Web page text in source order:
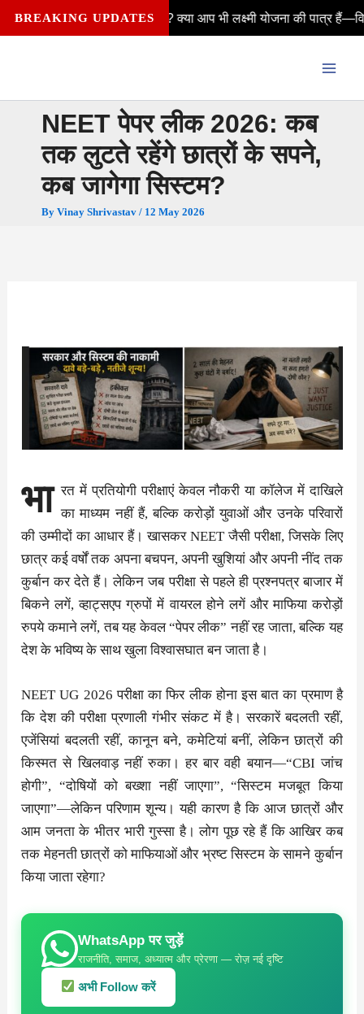
Skip
to
BREAKING UPDATES
कैसे मिलेंगे? क्या आप भी लक्ष्मी योजना की पात्र हैं—विवाहित, अविवाहित,
NEET पेपर लीक 2026: कब
तक लुटते रहेंगे छात्रों के सपने,
कब जागेगा सिस्टम?
By Vinay Shrivastav / 12 May 2026
भा रत में प्रतियोगी परीक्षाएं केवल नौकरी या कॉलेज में दाखिले
का माध्यम नहीं हैं, बल्कि करोड़ों युवाओं और उनके परिवारों
की उम्मीदों का आधार हैं। खासकर NEET जैसी परीक्षा, जिसके लिए
छात्र कई वर्षों तक अपना बचपन, अपनी खुशियां और अपनी नींद तक
कुर्बान कर देते हैं। लेकिन जब परीक्षा से पहले ही प्रश्नपत्र बाजार में
बिकने लगें, व्हाट्सएप ग्रुपों में वायरल होने लगें और माफिया करोड़ों
रुपये कमाने लगें, तब यह केवल “पेपर लीक” नहीं रह जाता, बल्कि यह
देश के भविष्य के साथ खुला विश्वासघात बन जाता है।
NEET UG 2026 परीक्षा का फिर लीक होना इस बात का प्रमाण है
कि देश की परीक्षा प्रणाली गंभीर संकट में है। सरकारें बदलती रहीं,
एजेंसियां बदलती रहीं, कानून बने, कमेटियां बनीं, लेकिन छात्रों की
किस्मत से खिलवाड़ नहीं रुका। हर बार वही बयान—“CBI जांच
होगी”, “दोषियों को बख्शा नहीं जाएगा”, “सिस्टम मजबूत किया
जाएगा”—लेकिन परिणाम शून्य। यही कारण है कि आज छात्रों और
आम जनता के भीतर भारी गुस्सा है। लोग पूछ रहे हैं कि आखिर कब
तक मेहनती छात्रों को माफियाओं और भ्रष्ट सिस्टम के सामने कुर्बान
किया जाता रहेगा?
WhatsApp पर जुड़ें
राजनीति, समाज, अध्यात्म और प्रेरणा — रोज़ नई दृष्टि
अभी Follow करें